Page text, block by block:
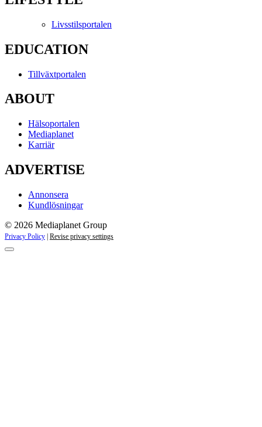
Livsstilsportalen
EDUCATION
Tillväxtportalen
ABOUT
Hälsoportalen
Mediaplanet
Karriär
ADVERTISE
Annonsera
Kundlösningar
© 2026 Mediaplanet Group
Privacy Policy Revise privacy settings